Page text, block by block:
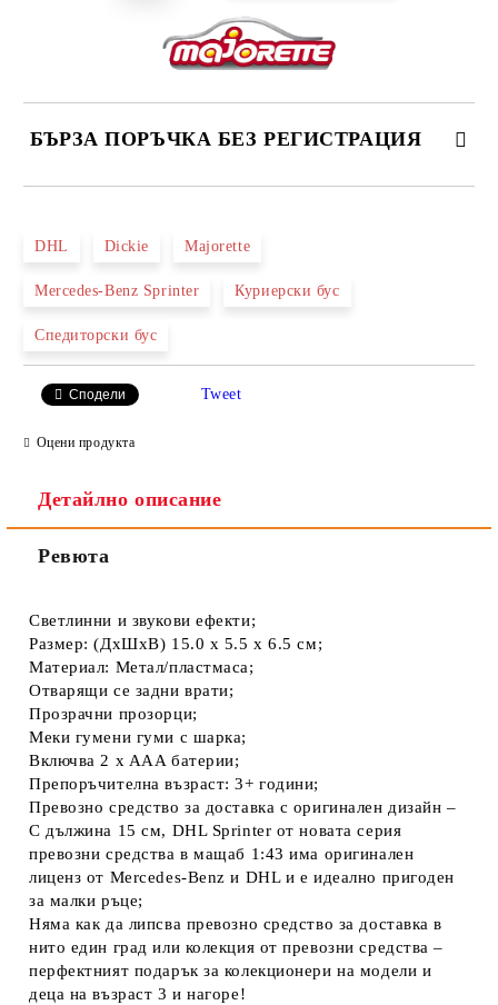
БЪРЗА ПОРЪЧКА БЕЗ РЕГИСТРАЦИЯ
DHL Dickie Majorette
Mercedes-Benz Sprinter Куриерски бус
Спедиторски бус
Сподели Tweet
Оцени продукта
Детайлно описание
Ревюта
Светлинни и звукови ефекти;
Размер: (ДxШxВ) 15.0 x 5.5 x 6.5 см;
Материал: Метал/пластмаса;
Отварящи се задни врати;
Прозрачни прозорци;
Меки гумени гуми с шарка;
Включва 2 x AAA батерии;
Препоръчителна възраст: 3+ години;
Превозно средство за доставка с оригинален дизайн –
С дължина 15 см, DHL Sprinter от новата серия
превозни средства в мащаб 1:43 има оригинален
лиценз от Mercedes-Benz и DHL и е идеално пригоден
за малки ръце;
Няма как да липсва превозно средство за доставка в
нито един град или колекция от превозни средства –
перфектният подарък за колекционери на модели и
деца на възраст 3 и нагоре!